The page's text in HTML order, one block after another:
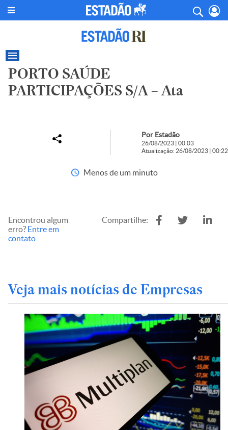
PORTO SAÚDE
PARTICIPAÇÕES S/A – Ata
Por Estadão
26/08/2023 | 00:03
Atualização: 26/08/2023 | 00:22
Menos de um minuto
Encontrou algum
erro? Entre em
contato
Compartilhe:
Veja mais notícias de Empresas